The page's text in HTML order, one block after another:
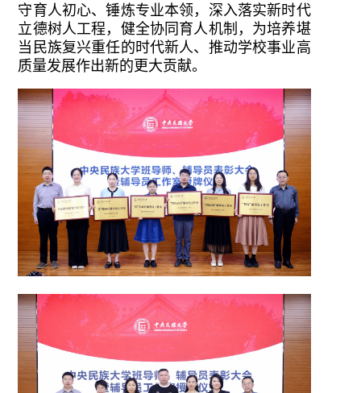
守育人初心、锤炼专业本领，深入落实新时代
立德树人工程，健全协同育人机制，为培养堪
当民族复兴重任的时代新人、推动学校事业高
质量发展作出新的更大贡献。